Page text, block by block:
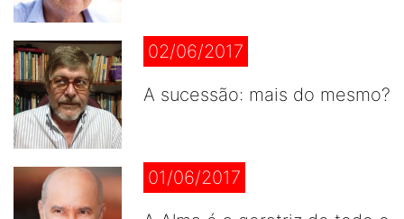
02/06/2017
A sucessão: mais do mesmo?
01/06/2017